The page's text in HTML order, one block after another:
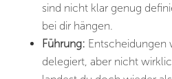
sind nicht klar genug
bei dir hängen.
Führung: Entscheidungen
delegiert, aber nicht